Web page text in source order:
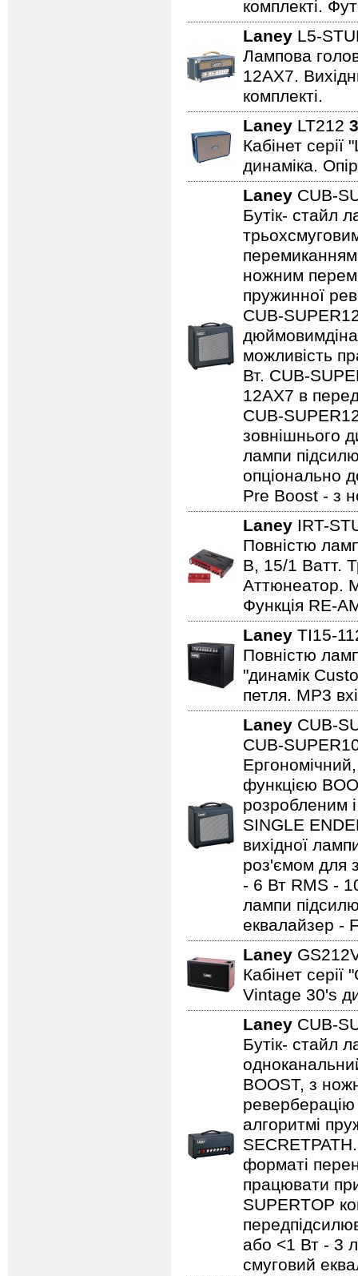
комплекті.
Laney L5-
Лампова
12AX7.
комплекті.
Laney LT212
Кабінет
динаміка.
Laney CUB-
Бутік- стайл
ножним
пружинної
CUB-
можливість
Вт. CUB-
12AX7 в
CUB-
зовнішнього
лампи
опціонально
Pre Boost - з
Laney IRT-
Повністю
B, 15/1 Ватт.
Аттюнеатор.
Функція RE-
Laney TI15-
Повністю
"динамік
петля. MP3
Laney CUB-
CUB-
функцією
розробленим
SINGLE
вихідної
роз'ємом для
- 6 Вт RMS -
лампи
еквалайзер -
Laney
Кабінет
Vintage 30's
Laney CUB-
Бутік- стайл
BOOST, з
алгоритмі
форматі
працювати
SUPERTOP
або <1 Вт - 3
смуговий